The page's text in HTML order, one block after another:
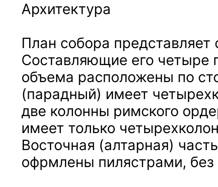
Архитектура
План собора представляет
Составляющие его четыре
объема расположены по
(парадный) имеет
две колонны римского
имеет только
Восточная (алтарная)
офрмлены пилястрами, без